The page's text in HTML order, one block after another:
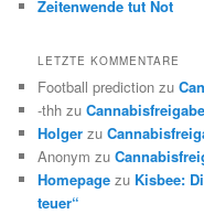
Zeitenwende tut Not
LETZTE KOMMENTARE
Football prediction zu
-thh zuCannabisfreigabe
Holger zu
Anonym zu
Homepage zu Kisbee:
teuer“